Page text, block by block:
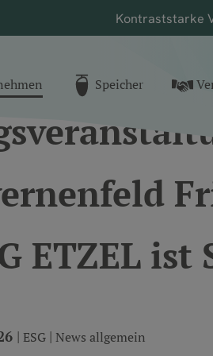
Kontraststarke
Speicher
ETZEL
| ESG| News allgemein